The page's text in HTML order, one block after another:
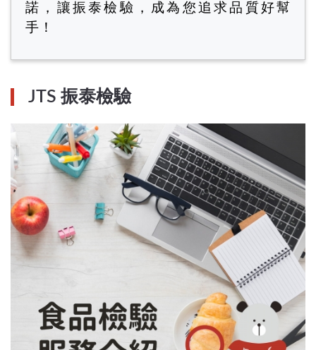
諾，讓振泰檢驗，成為您追求品質好幫
手！
JTS 振泰檢驗